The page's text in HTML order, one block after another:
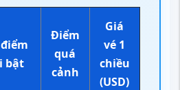
bật
Điểm
quá
cảnh
Giá
vé 1
chiều
(USD)